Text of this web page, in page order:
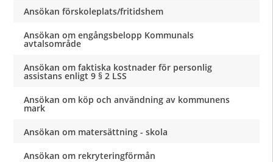
Ansökan förskoleplats/fritidshem
Ansökan om engångsbelopp Kommunals
avtalsområde
Ansökan om faktiska kostnader för personlig
assistans enligt 9 § 2 LSS
Ansökan om köp och användning av kommunens
mark
Ansökan om matersättning - skola
Ansökan om rekryteringförmån